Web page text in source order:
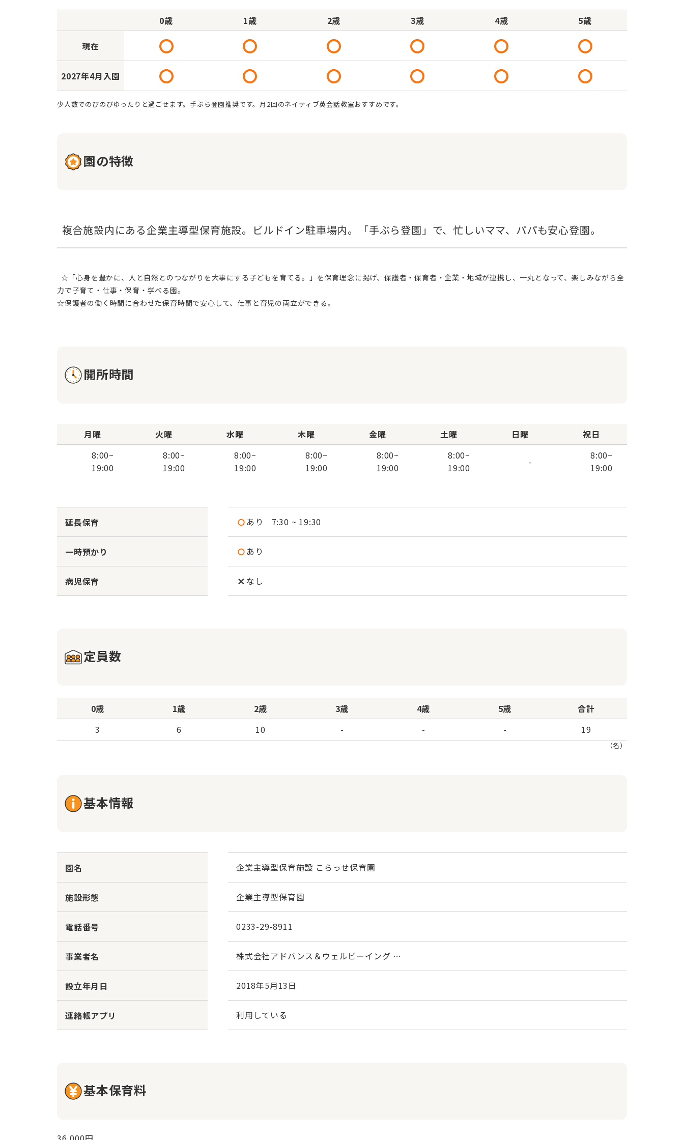
0歳 1歳 2歳 3歳 4歳 5歳
現在
2027年4月入園
少人数でのびのびゆったりと過ごせます。手ぶら登園推奨です。月2回のネイティブ英会話教室おすすめです。
園の特徴
力で子育て・仕事・保育・学べる園。
☆保護者の働く時間に合わせた保育時間で安心して、仕事と育児の両立ができる。
開所時間
月曜
8:00~
19:00
火曜
8:00~
19:00
水曜
8:00~
19:00
木曜
8:00~
19:00
金曜
8:00~
19:00
土曜
8:00~
19:00
日曜
-
祝日
8:00~
19:00
延長保育 あり 7:30 ~ 19:30
一時預かり あり
病児保育 なし
定員数
0歳 1歳 2歳 3歳 4歳 5歳
合計
3
6 10 - - - 19
（名）
基本情報
園名 企業主導型保育施設 こらっせ保育園
施設形態 企業主導型保育園
電話番号 0233-29-8911
事業者名 株式会社アドバンス＆ウェルビーイング …
設立年月日 2018年5月13日
連絡帳アプリ 利用している
基本保育料